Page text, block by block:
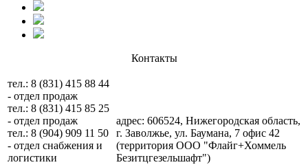
Контакты
тел.: 8 (831) 415 88 44
- отдел продаж
тел.: 8 (831) 415 85 25
- отдел продаж
тел.: 8 (904) 909 11 50
- отдел снабжения и
логистики
адрес: 606524, Нижегородская область,
г. Заволжье, ул. Баумана, 7 офис 42
(территория ООО "Флайг+Хоммель
Безитцгезельшафт")